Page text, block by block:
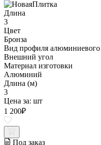
Длина
3
Цвет
Бронза
Вид профиля алюминиевого
Внешний угол
Материал изготовки
Алюминий
Длина (м)
3
Цена за: шт
1 200₽
Под заказ